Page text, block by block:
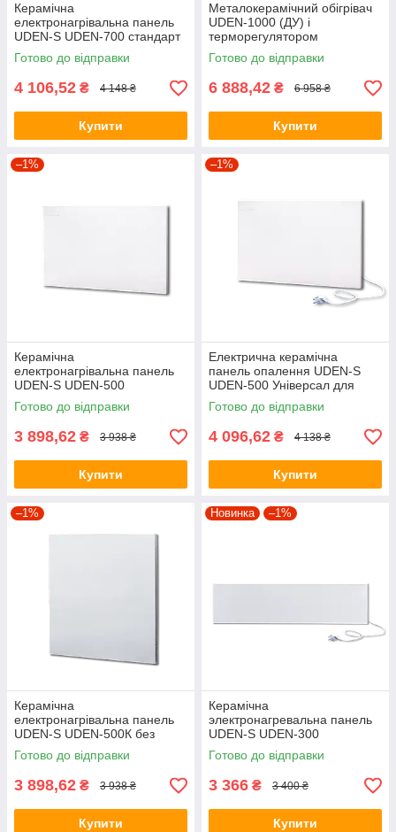
Керамічна
електронагрівальна панель
UDEN-S UDEN-700 стандарт
без шнура та вилки
Готово до відправки
4 106,52 ₴ 4 148 ₴
Купити
Металокерамічний обігрівач
UDEN-1000 (ДУ) і
терморегулятором
Готово до відправки
6 888,42 ₴ 6 958 ₴
Купити
–1%
Керамічна
електронагрівальна панель
UDEN-S UDEN-500
Готово до відправки
3 898,62 ₴ 3 938 ₴
Купити
–1%
Електрична керамічна
панель опалення UDEN-S
UDEN-500 Універсал для
дому та офісу
Готово до відправки
4 096,62 ₴ 4 138 ₴
Купити
–1%
Керамічна
електронагрівальна панель
UDEN-S UDEN-500К без
шнура та вилки, Україна
Готово до відправки
3 898,62 ₴ 3 938 ₴
Купити
Новинка –1%
Керамічна
электронагревальна панель
UDEN-S UDEN-300
"універсал" до 6 кв м
Готово до відправки
3 366 ₴ 3 400 ₴
Купити